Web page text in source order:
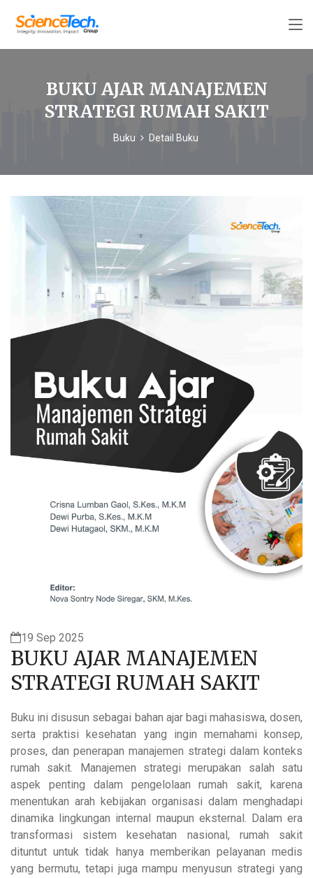
BUKU AJAR MANAJEMEN
STRATEGI RUMAH SAKIT
Buku Detail Buku
19 Sep 2025
BUKU AJAR MANAJEMEN
STRATEGI RUMAH SAKIT
Buku ini disusun sebagai bahan ajar bagi mahasiswa, dosen,
serta praktisi kesehatan yang ingin memahami konsep,
proses, dan penerapan manajemen strategi dalam konteks
rumah sakit. Manajemen strategi merupakan salah satu
aspek penting dalam pengelolaan rumah sakit, karena
menentukan arah kebijakan organisasi dalam menghadapi
dinamika lingkungan internal maupun eksternal. Dalam era
transformasi sistem kesehatan nasional, rumah sakit
dituntut untuk tidak hanya memberikan pelayanan medis
yang bermutu, tetapi juga mampu menyusun strategi yang